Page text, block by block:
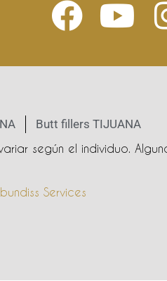
Butt fillers TIJUANA
según el individuo.
Services